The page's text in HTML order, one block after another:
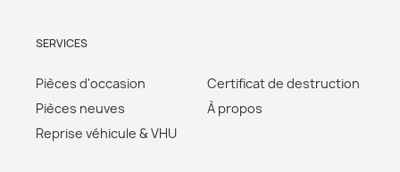
SERVICES
Pièces d'occasion
Pièces neuves
Reprise véhicule & VHU
Certificat de destruction
À propos